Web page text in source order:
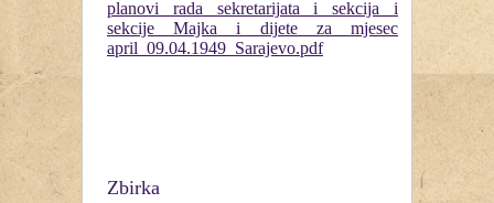
Zbirka